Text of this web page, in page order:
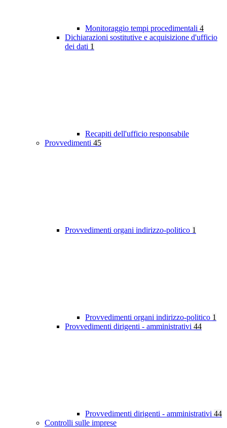
Monitoraggio tempi procedimentali 4
Dichiarazioni sostitutive e acquisizione d'ufficio
dei dati 1
Recapiti dell'ufficio responsabile
Provvedimenti 45
Provvedimenti organi indirizzo-politico 1
Provvedimenti organi indirizzo-politico 1
Provvedimenti dirigenti - amministrativi 44
Provvedimenti dirigenti - amministrativi 44
Controlli sulle imprese